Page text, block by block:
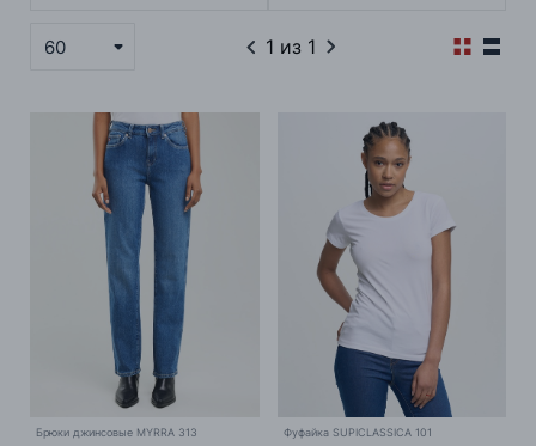
60 1 из 1
Брюки джинсовые MYRRA 313 Фуфайка SUPICLASSICA 101